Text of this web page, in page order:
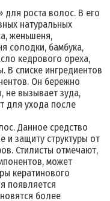
для роста волос. В его
натуральных
женьшеня,
солодки, бамбука,
кедрового ореха,
В списке ингредиентов
Он бережно
не вызывает зуда,
для ухода после
Данное средство
и защиту структуры от
Стилисты отмечают,
может
кератинового
появляется
более